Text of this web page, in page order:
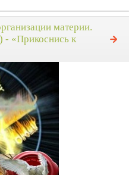
материи.
«Прикоснись к